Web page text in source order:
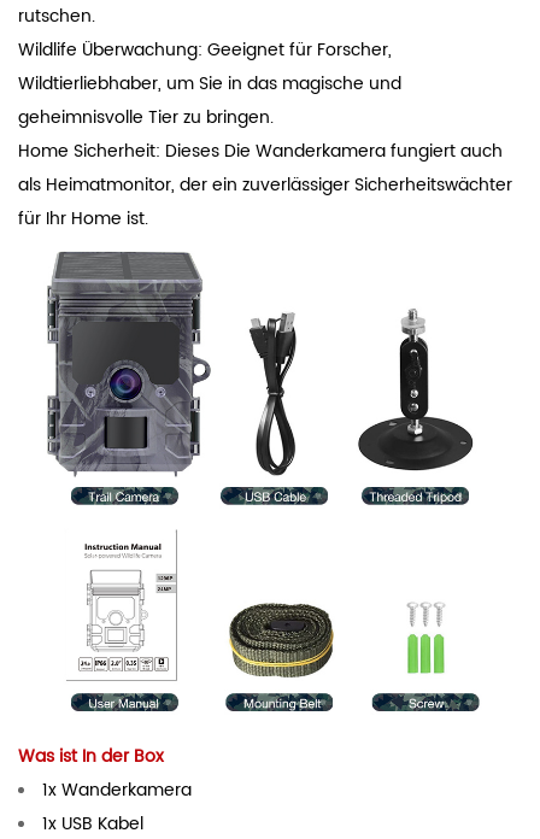
rutschen.
Wildlife Überwachung: Geeignet für Forscher,
Wildtierliebhaber, um Sie in das magische und
geheimnisvolle Tier zu bringen.
Home Sicherheit: Dieses Die Wanderkamera fungiert auch
als Heimatmonitor, der ein zuverlässiger Sicherheitswächter
für Ihr Home ist.
Was ist In der Box
1x Wanderkamera
1x USB Kabel